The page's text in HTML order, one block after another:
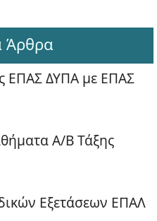
Άρθρα
ΕΠΑΣ ΔΥΠΑ με ΕΠΑΣ
Α/Β Τάξης
Εξετάσεων ΕΠΑΛ